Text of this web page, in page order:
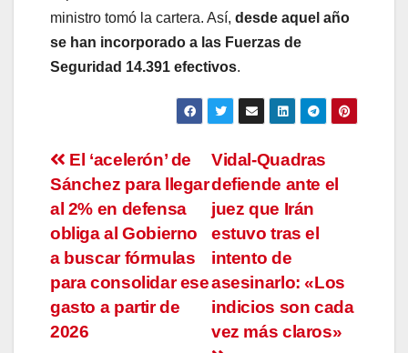
ministro tomó la cartera. Así, desde aquel año
se han incorporado a las Fuerzas de
Seguridad 14.391 efectivos.
Navegación
de
entradas
Vidal-Quadras
defiende ante el
juez que Irán
estuvo tras el
intento de
asesinarlo: «Los
indicios son cada
vez más claros»
El ‘acelerón’ de
Sánchez para llegar
al 2% en defensa
obliga al Gobierno
a buscar fórmulas
para consolidar ese
gasto a partir de
2026